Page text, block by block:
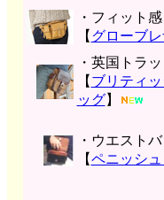
・フィット
【 グローブ
・英国トラ
【 ブリティ
ッグ】
・ウエスト
【ペニッシ